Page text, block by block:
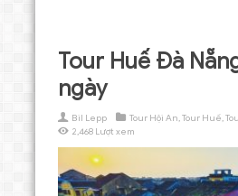
Tour Huế Đà
ngày
Bil Lepp Tour Hội An,Tour Huế,
2,468 Lượt xem